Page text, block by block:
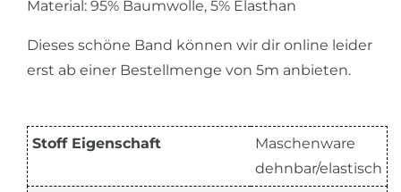
Material: 95% Baumwolle, 5% Elasthan
Dieses schöne Band können wir dir online leider
erst ab einer Bestellmenge von 5m anbieten.
Stoff Eigenschaft
Maschenware
dehnbar/elastisch